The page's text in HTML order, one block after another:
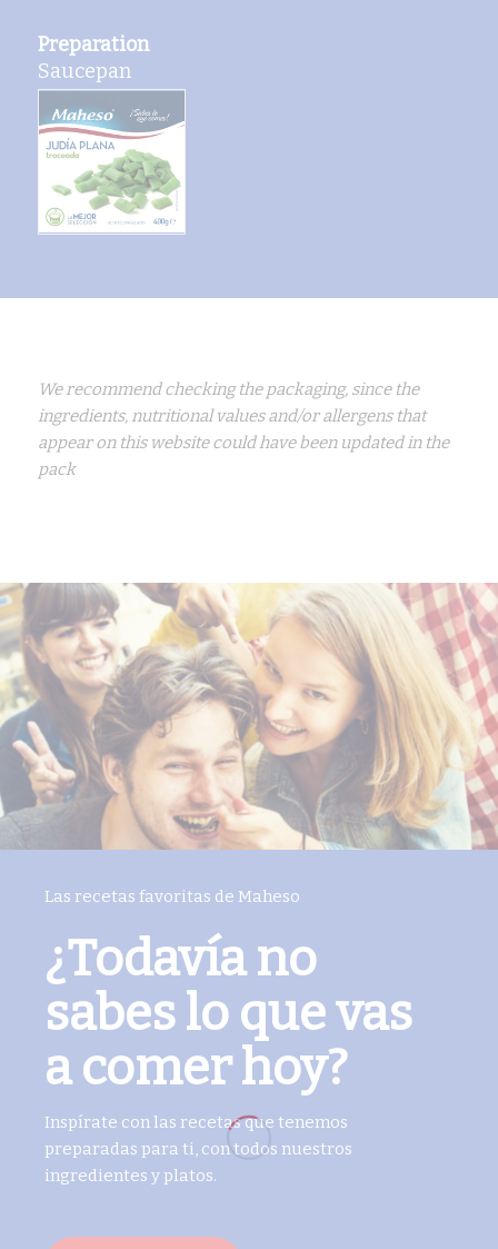
Preparation
Saucepan
We recommend checking the packaging, since the
ingredients, nutritional values and/or allergens that
appear on this website could have been updated in the
pack
Las recetas favoritas de Maheso
¿Todavía no
sabes lo que vas
a comer hoy?
Inspírate con las recetas que tenemos
preparadas para ti, con todos nuestros
ingredientes y platos.